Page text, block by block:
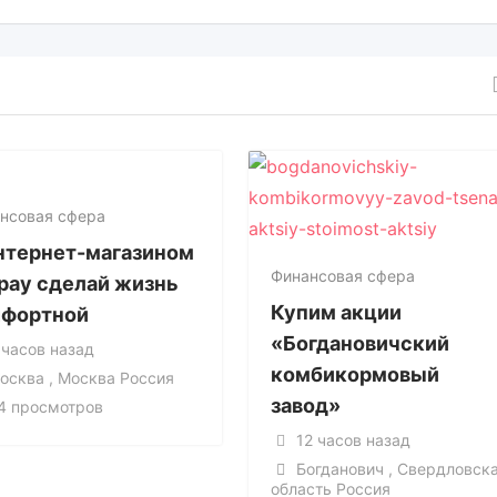
сфера
магазином
сделай жизнь
назад
, Москва Россия
просмотров
Финансовая сфера
Купим акции
«Богдановичский
комбикормовый
завод»
12 часов назад
Богданович ,
область Россия